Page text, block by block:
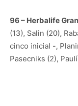
96 – Herbalife
(13), Salin (20),
cinco inicial -,
Pasecniks (2),